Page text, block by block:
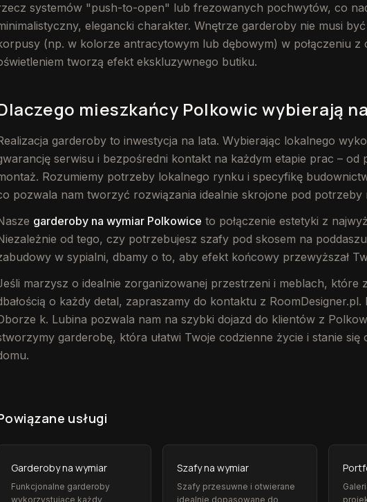
systemów "push-to-open" lub frezowanych pochwytów, co
elegancki charakter. Wnętrze garderoby nie musi być
(np. w kolorze antracytowym lub dębowym) w połączeniu z
tworzą efekt ekskluzywnego butiku.
mieszkańcy Polkowic wybierają
garderoby to inwestycja na lata. Wybierając lokalnego
serwisu i bezpośredni kontakt na każdym etapie prac – od
Rozumiemy potrzeby lokalnego rynku i specyfikę
pozwala nam tworzyć rozwiązania idealnie skrojone pod potrzeby
garderoby na wymiar Polkowice to połączenie estetyki z
od tego, czy potrzebujesz szafy pod skosem na
w sypialni, dbamy o to, aby efekt końcowy przewyższał
marzysz o idealnie zorganizowanej przestrzeni i meblach, które
o każdy detal, zapraszamy do kontaktu z RoomDesigner.pl.
k. Lubina pozwala nam na szybki dojazd do klientów z
garderobę, która ułatwi Twoje codzienne życie i stanie się
usługi
Garderoby na wymiar
Funkcjonalne garderoby
wykorzystujące każdy
Szafy na wymiar
Szafy przesuwne i otwierane
idealnie dopasowane do